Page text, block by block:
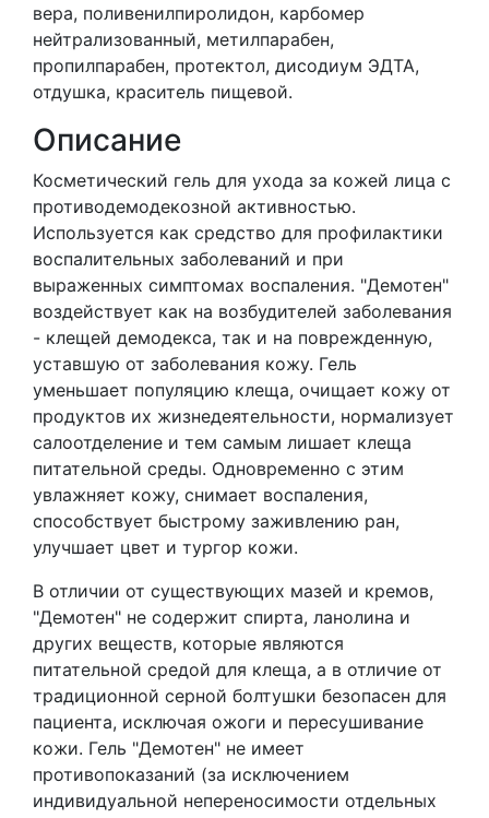
вера, поливенилпиролидон, карбомер
нейтрализованный, метилпарабен,
пропилпарабен, протектол, дисодиум ЭДТА,
отдушка, краситель пищевой.
Описание
Косметический гель для ухода за кожей лица с
противодемодекозной активностью.
Используется как средство для профилактики
воспалительных заболеваний и при
выраженных симптомах воспаления. "Демотен"
воздействует как на возбудителей заболевания
- клещей демодекса, так и на поврежденную,
уставшую от заболевания кожу. Гель
уменьшает популяцию клеща, очищает кожу от
продуктов их жизнедеятельности, нормализует
салоотделение и тем самым лишает клеща
питательной среды. Одновременно с этим
увлажняет кожу, снимает воспаления,
способствует быстрому заживлению ран,
улучшает цвет и тургор кожи.
В отличии от существующих мазей и кремов,
"Демотен" не содержит спирта, ланолина и
других веществ, которые являются
питательной средой для клеща, а в отличие от
традиционной серной болтушки безопасен для
пациента, исключая ожоги и пересушивание
кожи. Гель "Демотен" не имеет
противопоказаний (за исключением
индивидуальной непереносимости отдельных